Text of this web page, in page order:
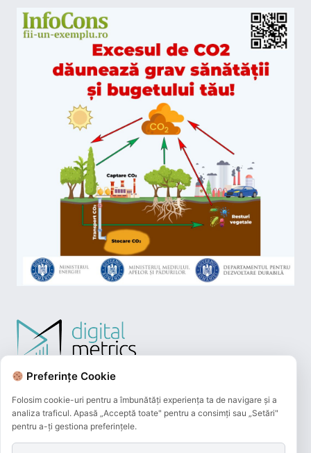
Preferințe Cookie
Folosim cookie-uri pentru a îmbunătăți experiența ta de navigare și a
analiza traficul. Apasă „Acceptă toate" pentru a consimți sau „Setări"
pentru a-ți gestiona preferințele.